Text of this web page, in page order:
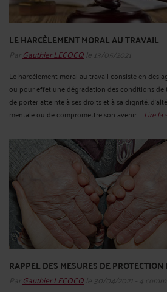
LE HARCÈLEMENT MORAL AU TRAVAIL
Par Gauthier LECOCQ le 13/05/2021
Le harcèlement moral au travail consiste en des
ou pour effet une dégradation des conditions de
de porter atteinte à ses droits et à sa dignité,
mentale ou de compromettre son avenir ... Lire la
RAPPEL DES MESURES DE PROTECTION
Par Gauthier LECOCQ le 30/04/2021 - 4